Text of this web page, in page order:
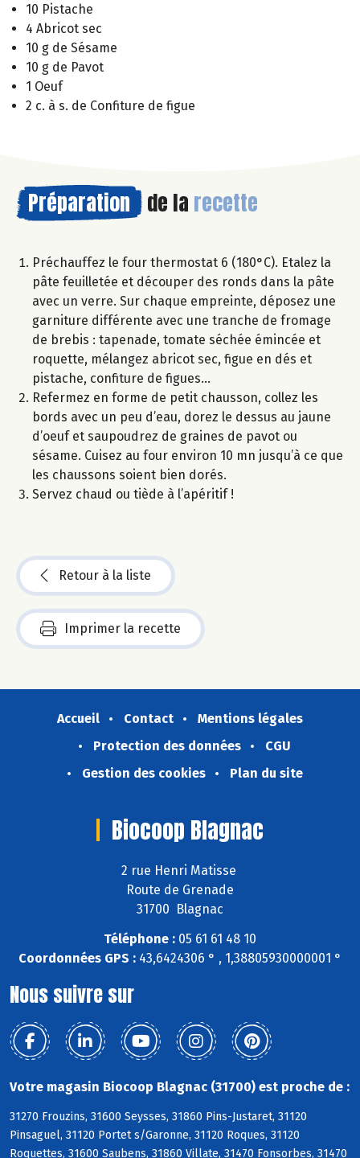
10 Pistache
4 Abricot sec
10 g de Sésame
10 g de Pavot
1 Oeuf
2 c. à s. de Confiture de figue
Préparation de la recette
Préchauffez le four thermostat 6 (180°C). Etalez la
pâte feuilletée et découper des ronds dans la pâte
avec un verre. Sur chaque empreinte, déposez une
garniture différente avec une tranche de fromage
de brebis : tapenade, tomate séchée émincée et
roquette, mélangez abricot sec, figue en dés et
pistache, confiture de figues…
Refermez en forme de petit chausson, collez les
bords avec un peu d’eau, dorez le dessus au jaune
d’oeuf et saupoudrez de graines de pavot ou
sésame. Cuisez au four environ 10 mn jusqu’à ce que
les chaussons soient bien dorés.
Servez chaud ou tiède à l’apéritif !
Retour à la liste
Imprimer la recette
Accueil Contact
Mentions légales
Protection des données
CGU
Gestion des cookies
Plan du site
Biocoop Blagnac
2 rue Henri Matisse
Route de Grenade
31700 Blagnac
Téléphone : 05 61 61 48 10
Coordonnées GPS : 43,6424306 ° , 1,38805930000001 °
Nous suivre sur
Votre magasin Biocoop Blagnac (31700) est proche de :
31270 Frouzins, 31600 Seysses, 31860 Pins-Justaret, 31120
Pinsaguel, 31120 Portet s/Garonne, 31120 Roques, 31120
Roquettes, 31600 Saubens, 31860 Villate, 31470 Fonsorbes, 31470